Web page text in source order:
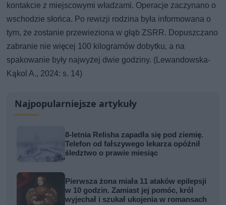
kontakcie z miejscowymi władzami. Operacje zaczynano o
wschodzie słońca. Po rewizji rodzina była informowana o
tym, że zostanie przewieziona w głąb ZSRR. Dopuszczano
zabranie nie więcej 100 kilogramów dobytku, a na
spakowanie były najwyżej dwie godziny. (Lewandowska-
Kąkol A., 2024: s. 14)
Najpopularniejsze artykuły
8-letnia Relisha zapadła się pod ziemię.
Telefon od fałszywego lekarza opóźnił
śledztwo o prawie miesiąc
Pierwsza żona miała 11 ataków epilepsji
w 10 godzin. Zamiast jej pomóc, król
wyjechał i szukał ukojenia w romansach